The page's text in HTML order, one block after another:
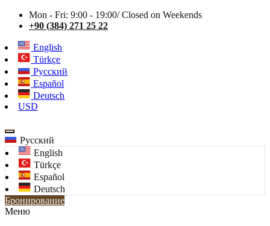
Mon - Fri: 9:00 - 19:00/ Closed on Weekends
+90 (384) 271 25 22
English
Türkçe
Русский
Español
Deutsch
USD
Русский
English
Türkçe
Español
Deutsch
Бронирование
Меню